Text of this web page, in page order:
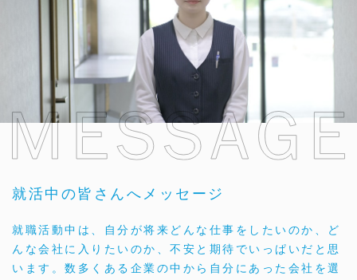
就活中の皆さんへメッセージ
就職活動中は、自分が将来どんな仕事をしたいのか、ど
んな会社に入りたいのか、不安と期待でいっぱいだと思
います。数多くある企業の中から自分にあった会社を選